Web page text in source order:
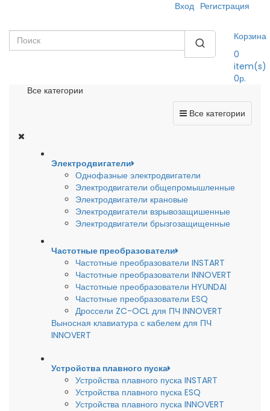
Вход Регистрация
Корзина
0
item(s)
0р.
Все категории
Все категории
Электродвигатели
Однофазные электродвигатели
Электродвигатели общепромышленные
Электродвигатели крановые
Электродвигатели взрывозащишенные
Электродвигатели брызгозащищенные
Частотные преобразователи
Частотные преобразователи INSTART
Частотные преобразователи INNOVERT
Частотные преобразователи HYUNDAI
Частотные преобразователи ESQ
Дроссели ZC-OCL для ПЧ INNOVERT
Выносная клавиатура с кабелем для ПЧ
INNOVERT
Устройства плавного пуска
Устройства плавного пуска INSTART
Устройства плавного пуска ESQ
Устройства плавного пуска INNOVERT